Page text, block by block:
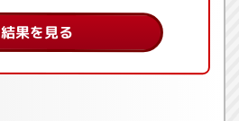
結果を見る